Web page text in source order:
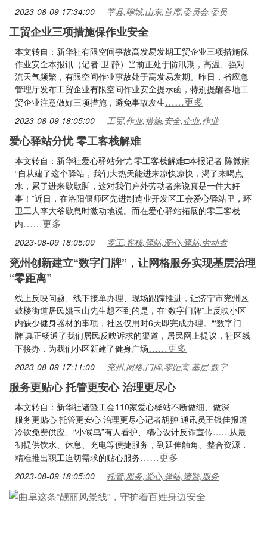
2023-08-09 17:34:00 莘县,聊城,山东,首席,委员会,委员
工贸企业三项措施保作业安全
本文转自：新华社有限空间事故高发易发期工贸企业三项措施保
作业安全本报讯（记者 卫 静）当前正处于防汛期，高温、强对
流天气频繁，有限空间作业事故处于高发易发期。昨日，省应急
管理厅发布工贸企业有限空间作业安全提示函，特别提醒各地工
贸企业注意做好三项措施，避免事故发生……更多
2023-08-09 18:05:00 工贸,作业,措施,安全,企业,作业
爱心驿站分忧 零工客栈解难
本文转自：新华社爱心驿站分忧 零工客栈解难□本报记者 陈微娴
“自从建了这个驿站，我们大热天能进来凉快凉快，渴了来喝点
水，累了进来歇歇脚，这对我们户外劳动者来说真是一件大好
事！”近日，在洛阳偃师区先进制造业开发区工会爱心驿站里，环
卫工人李大爷歇息时激动地说。而在爱心驿站拓展的零工客栈
内……更多
2023-08-09 18:05:00 零工,客栈,驿站,爱心,驿站,劳动者
兖州创新建立“数字门牌”，让网格服务实现基层治理
“零距离”
线上反映问题、线下接单办理、现场跟踪推进，让济宁市兖州区
鼓楼街道居民姚玉山先生想不到的是，在“数字门牌”上反映小区
内缺少健身器材的事项，社区仅用时6天即完成办理。“‘数字门
牌’真正畅通了我们居民反映诉求的渠道，居民网上提议，社区线
下接办，为我们小区新建了健身广场……更多
2023-08-09 17:11:00 兖州,网格,门牌,零距离,基层,数字
服务更贴心 托管更安心 治理更尽心
本文转自：新华社诸暨工会110家爱心驿站不断做细、做深——
服务更贴心 托管更安心 治理更尽心记者胡翀 通讯员王银佳报道
冷饮免费供应、“小候鸟”有人看护、精心设计反诈宣传……从最
初提供饮水、休息、充电等便捷服务，到延伸触角、整合资源，
精准推出职工迫切需求的贴心服务……更多
2023-08-09 18:05:00 托管,服务,爱心,驿站,诸暨,服务